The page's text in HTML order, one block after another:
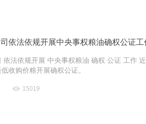
依法依规开展中央事权粮油确权公证工
依法依规开展 中央事权粮油 确权 公证 工作
收购价粮开展确权公证。
15019